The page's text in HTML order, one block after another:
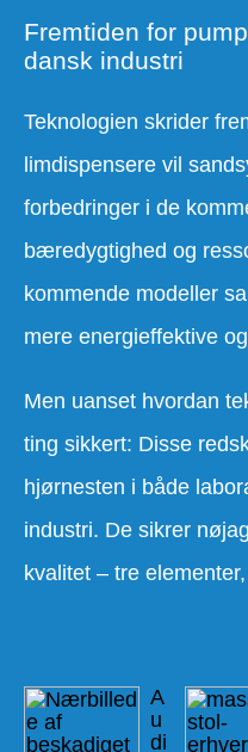
Fremtiden for
dansk industri
Teknologien skrider
limdispensere vil
forbedringer i de
bæredygtighed og
kommende modeller
mere energieffektive
Men uanset hvordan
ting sikkert: Disse
hjørnesten i både
industri. De sikrer
kvalitet – tre
A
u
di